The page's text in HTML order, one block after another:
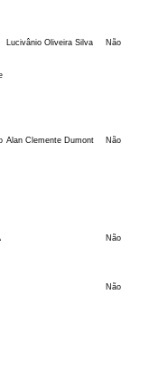
Lucivânio Oliveira Silva Não
Alan Clemente Dumont Não
Não
Não